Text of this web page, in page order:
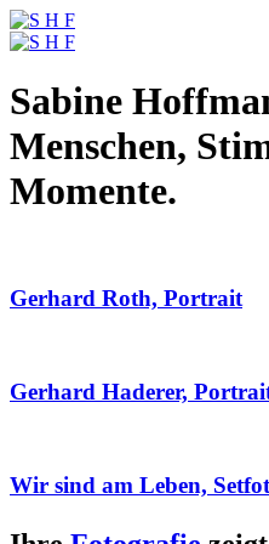
Sabine
Menschen,
Momente.
Gerhard Roth, Portrait
Gerhard Haderer,
Wir sind am Leben,